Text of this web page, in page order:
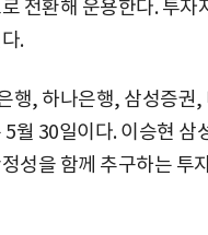
전환해 운용한다. 투자
.
행, 하나은행, 삼성증권
월 30일이다. 이승현 삼
성을 함께 추구하는 투